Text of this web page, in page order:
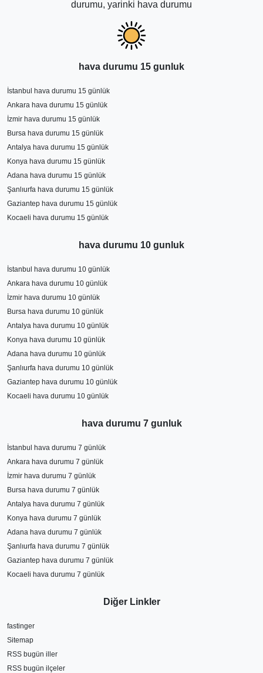
durumu, yarinki hava durumu
hava durumu 15 gunluk
İstanbul hava durumu 15 günlük
Ankara hava durumu 15 günlük
İzmir hava durumu 15 günlük
Bursa hava durumu 15 günlük
Antalya hava durumu 15 günlük
Konya hava durumu 15 günlük
Adana hava durumu 15 günlük
Şanlıurfa hava durumu 15 günlük
Gaziantep hava durumu 15 günlük
Kocaeli hava durumu 15 günlük
hava durumu 10 gunluk
İstanbul hava durumu 10 günlük
Ankara hava durumu 10 günlük
İzmir hava durumu 10 günlük
Bursa hava durumu 10 günlük
Antalya hava durumu 10 günlük
Konya hava durumu 10 günlük
Adana hava durumu 10 günlük
Şanlıurfa hava durumu 10 günlük
Gaziantep hava durumu 10 günlük
Kocaeli hava durumu 10 günlük
hava durumu 7 gunluk
İstanbul hava durumu 7 günlük
Ankara hava durumu 7 günlük
İzmir hava durumu 7 günlük
Bursa hava durumu 7 günlük
Antalya hava durumu 7 günlük
Konya hava durumu 7 günlük
Adana hava durumu 7 günlük
Şanlıurfa hava durumu 7 günlük
Gaziantep hava durumu 7 günlük
Kocaeli hava durumu 7 günlük
Diğer Linkler
fastinger
Sitemap
RSS bugün iller
RSS bugün ilçeler